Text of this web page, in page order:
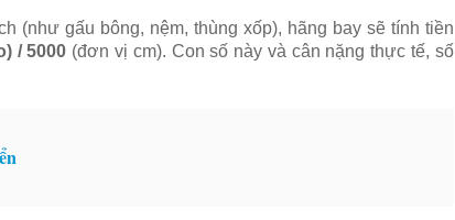
(như gấu bông, nệm, thùng xốp), hãng bay sẽ tính tiền
/ 5000 (đơn vị cm). Con số này và cân nặng thực tế, số